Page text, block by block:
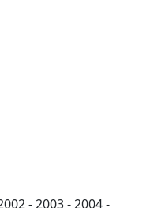
- 2003 - 2004 -